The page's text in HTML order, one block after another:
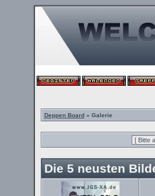
Deppen Board» Galerie
Die 5 neusten